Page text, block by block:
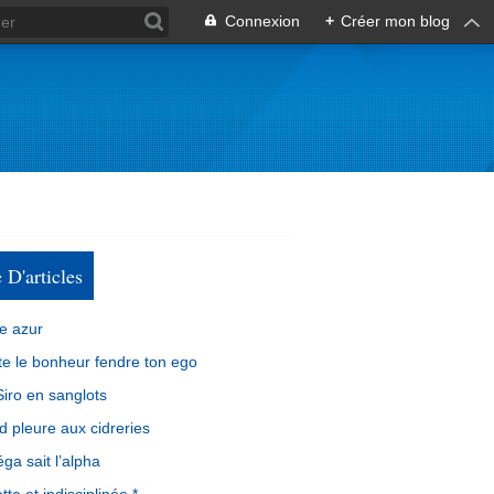
Connexion + Créer mon blog
D'articles
azur
le bonheur fendre ton ego
en sanglots
pleure aux cidreries
sait l’alpha